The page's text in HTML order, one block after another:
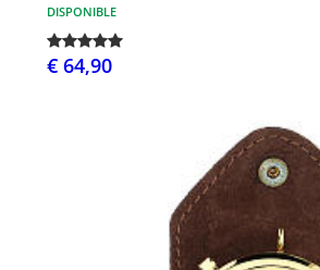
DISPONIBLE
€ 64,90